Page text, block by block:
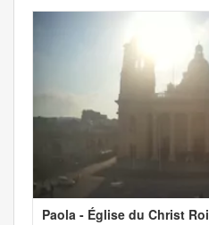
Paola - Église du Christ Roi